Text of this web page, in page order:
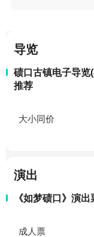
导览
碛口古镇电子导览
推荐
大小同价
演出
《如梦碛口》演出
成人票